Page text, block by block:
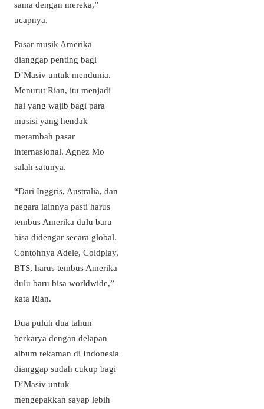
sama dengan mereka,”
ucapnya.
Pasar musik Amerika
dianggap penting bagi
D’Masiv untuk mendunia.
Menurut Rian, itu menjadi
hal yang wajib bagi para
musisi yang hendak
merambah pasar
internasional. Agnez Mo
salah satunya.
“Dari Inggris, Australia, dan
negara lainnya pasti harus
tembus Amerika dulu baru
bisa didengar secara global.
Contohnya Adele, Coldplay,
BTS, harus tembus Amerika
dulu baru bisa worldwide,”
kata Rian.
Dua puluh dua tahun
berkarya dengan delapan
album rekaman di Indonesia
dianggap sudah cukup bagi
D’Masiv untuk
mengepakkan sayap lebih